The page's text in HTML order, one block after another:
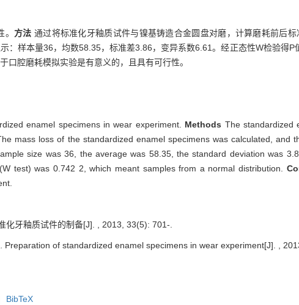
方法 通过将标准化牙釉质试件与镍基铸造合金圆盘对磨，计算磨耗前后
：样本量36，均数58.35，标准差3.86，变异系数6.61。经正态性W检验得P
口腔磨耗模拟实验是有意义的，且具有可行性。
enamel specimens in wear experiment. Methods The standardized
mass loss of the standardized enamel specimens was calculated, and
size was 36, the average was 58.35, the standard deviation was
test) was 0.742 2, which meant samples from a normal distribution.
化牙釉质试件的制备[J]. , 2013, 33(5): 701-.
Preparation of standardized enamel specimens in wear experiment[J]. ,
BibTeX